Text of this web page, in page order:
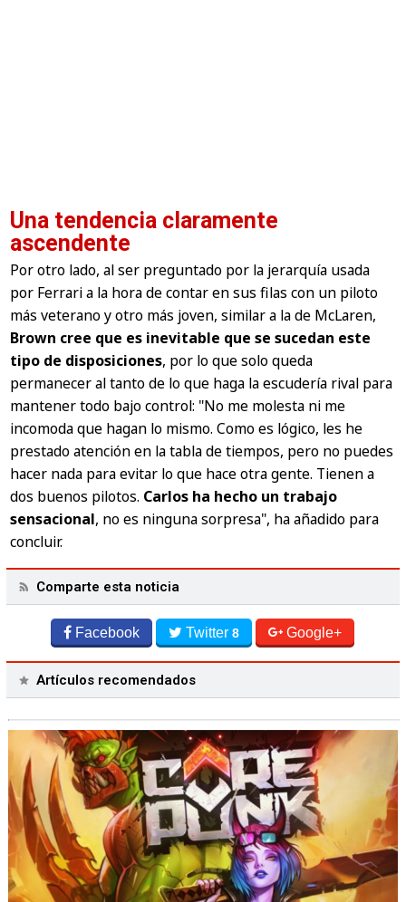
Una tendencia claramente
ascendente
Por otro lado, al ser preguntado por la jerarquía usada
por Ferrari a la hora de contar en sus filas con un piloto
más veterano y otro más joven, similar a la de McLaren,
Brown cree que es inevitable que se sucedan este
tipo de disposiciones, por lo que solo queda
permanecer al tanto de lo que haga la escudería rival para
mantener todo bajo control: "No me molesta ni me
incomoda que hagan lo mismo. Como es lógico, les he
prestado atención en la tabla de tiempos, pero no puedes
hacer nada para evitar lo que hace otra gente. Tienen a
dos buenos pilotos. Carlos ha hecho un trabajo
sensacional, no es ninguna sorpresa", ha añadido para
concluir.
Comparte esta noticia
Facebook Twitter8 Google+
Artículos recomendados